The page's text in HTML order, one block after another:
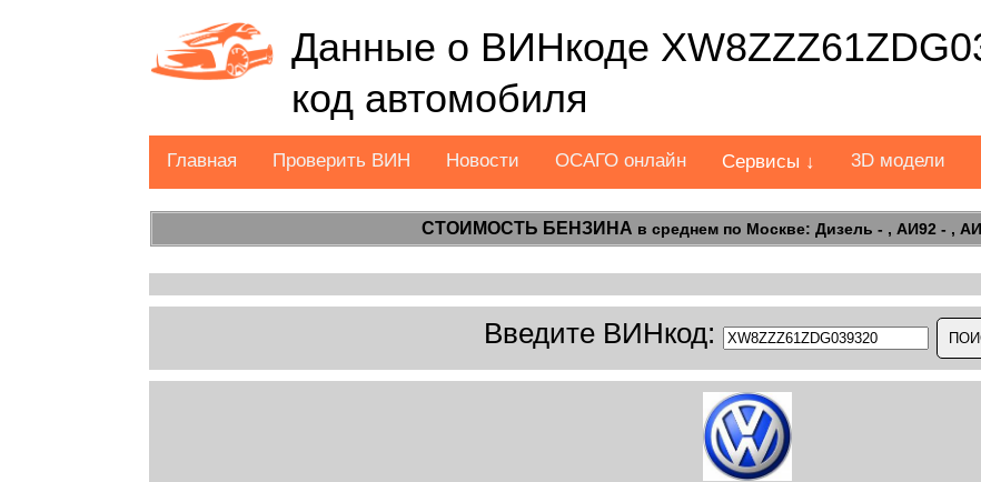
Данные о ВИНкоде
код автомобиля
Главная Проверить ВИН Новости ОСАГО онлайн Сервисы ↓ 3D модели
СТОИМОСТЬ БЕНЗИНА в среднем по Москве: Дизель - , АИ92 - ,
Введите ВИНкод: